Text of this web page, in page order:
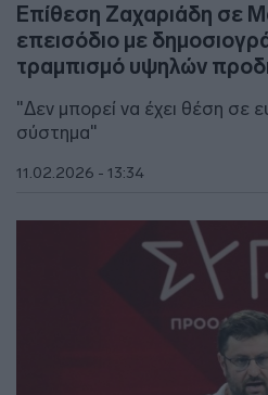
Επίθεση Ζαχαριάδη σε
επεισόδιο με
τραμπισμό υψηλών
"Δεν μπορεί να έχει θέση σε
σύστημα"
11.02.2026 - 13:34